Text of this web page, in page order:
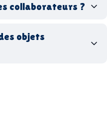
en Europe,
collaborateurs ?
bureau
objets